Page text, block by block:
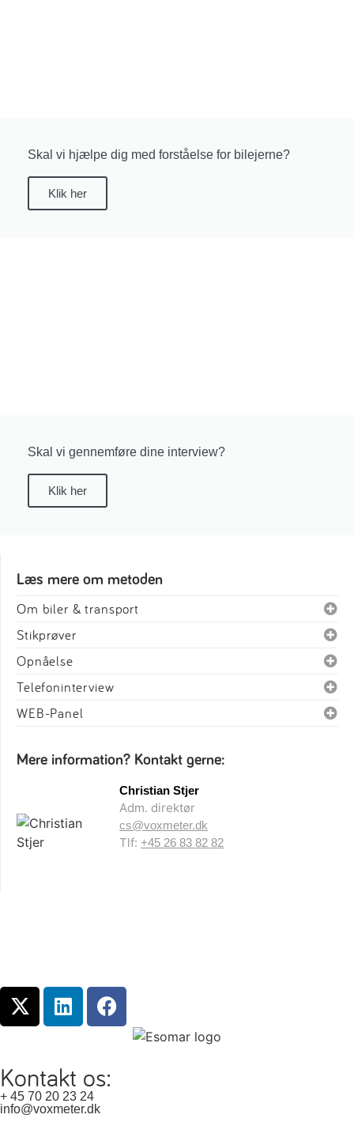
Skal vi hjælpe dig med forståelse for bilejerne?
Klik her
Skal vi gennemføre dine interview?
Klik her
Læs mere om metoden
Om biler & transport
Stikprøver
Opnåelse
Telefoninterview
WEB-Panel
Mere information? Kontakt gerne:
Christian Stjer
Adm. direktør
cs@voxmeter.dk
Tlf: +45 26 83 82 82
Kontakt os:
+ 45 70 20 23 24
info@voxmeter.dk